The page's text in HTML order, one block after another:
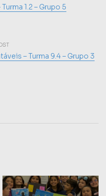
1.2 – Grupo 5
– Turma 9.4 – Grupo 3